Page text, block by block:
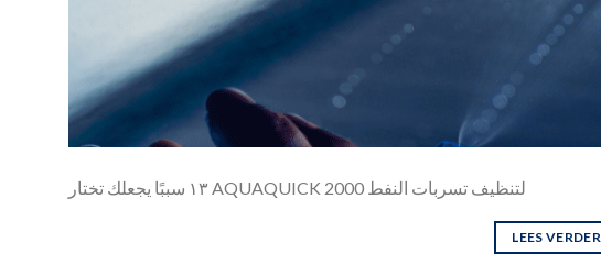
١٣ سببًا يجعلك تختار AQUAQUICK 2000 لتنظيف تسربات النفط
LEES VERDER